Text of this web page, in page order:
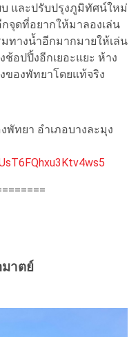
บ และปรับปรุงภูมิทัศน์ใหม่
จุดที่อยากให้มาลองเล่น
ทางน้ำอีกมากมายให้เล่น
อปปิ้งอีกเยอะแยะ ห้าง
ของพัทยาโดยแท้จริง
พัทยา อำเภอบางละมุง
าตย์